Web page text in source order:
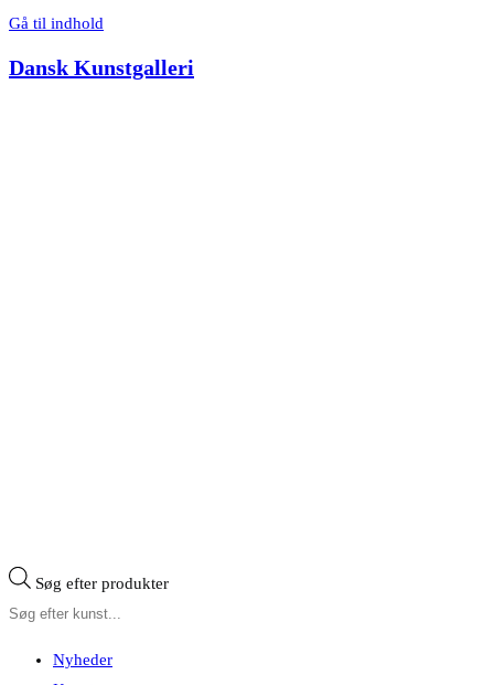
Gå til indhold
Dansk Kunstgalleri
Søg efter produkter
Nyheder